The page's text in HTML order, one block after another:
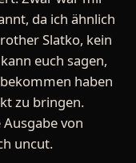
da ich ähnlich
Slatko, kein
euch sagen,
haben
zu bringen.
von
uncut.